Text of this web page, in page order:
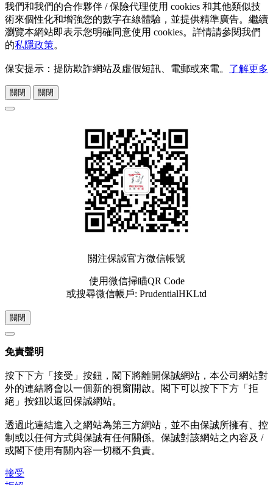
我們和我們的合作夥伴 / 保險代理使用 cookies 和其他類似技
術來個性化和增強您的數字在線體驗，並提供精準廣告。繼續
瀏覽本網站即表示您明確同意使用 cookies。詳情請參閱我們
的私隱政策。
保安提示：提防欺詐網站及虛假短訊、電郵或來電。 了解更多
關閉 關閉
關注保誠官方微信帳號
使用微信掃瞄QR Code
或搜尋微信帳戶: PrudentialHKLtd
關閉
免責聲明
按下下方「接受」按鈕，閣下將離開保誠網站，本公司網站對
外的連結將會以一個新的視窗開啟。閣下可以按下下方「拒
絕」按鈕以返回保誠網站。
透過此連結進入之網站為第三方網站，並不由保誠所擁有、控
制或以任何方式與保誠有任何關係。保誠對該網站之內容及 /
或閣下使用有關內容一切概不負責。
接受